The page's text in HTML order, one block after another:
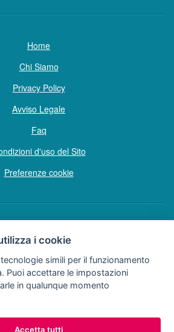
Home
Chi Siamo
Privacy Policy
Avviso Legale
Faq
d'uso del Sito
Preferenze cookie
© Tutti i diritti sono riservati
e coordinamento della F.lli Dionisi S.r.L.
unipersonale
n° 2 - 63822 P. S. Giorgio (FM)
R.E.A. FM-200734
i cookie
simili per il funzionamento
Puoi accettare le impostazioni
in qualunque momento
Accetta tutti